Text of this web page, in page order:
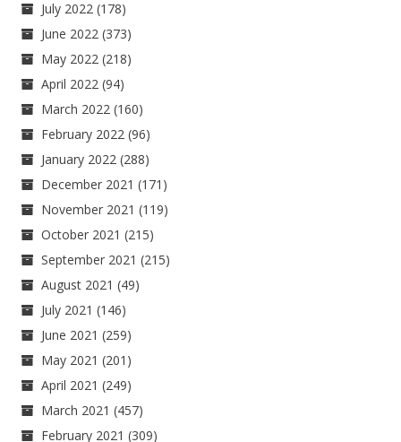
July 2022 (178)
June 2022 (373)
May 2022 (218)
April 2022 (94)
March 2022 (160)
February 2022 (96)
January 2022 (288)
December 2021 (171)
November 2021 (119)
October 2021 (215)
September 2021 (215)
August 2021 (49)
July 2021 (146)
June 2021 (259)
May 2021 (201)
April 2021 (249)
March 2021 (457)
February 2021 (309)